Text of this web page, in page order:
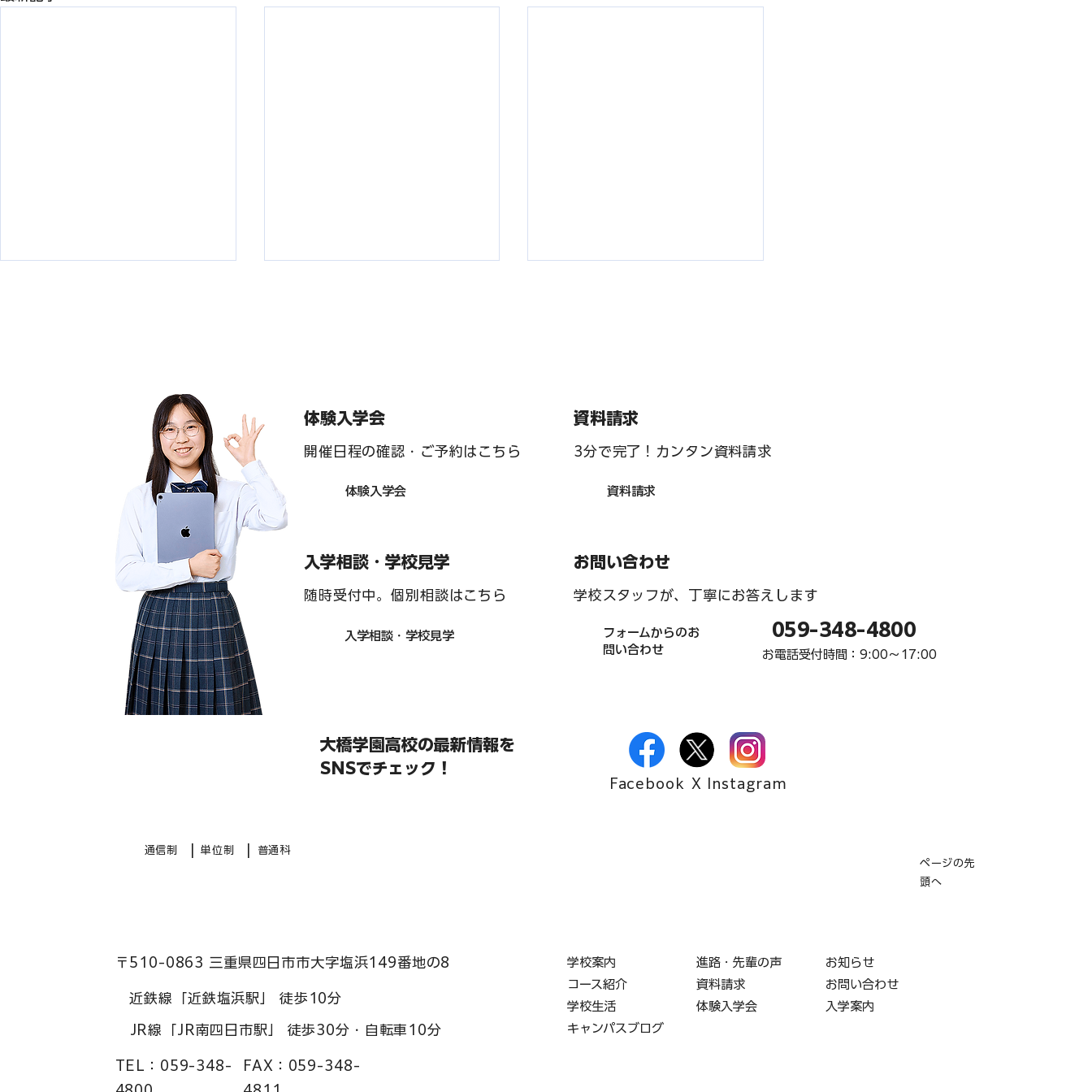
インターアクト部 「team
two」 駅周辺清掃 ７月
インターアクト部 「team
one」 駅周辺清掃 ６月
資料請求
3分で完了！カンタン資料請求
資料請求
お問い合わせ
学校スタッフが、丁寧にお答えします
フォームからのお
問い合わせ
059-348-4800
お電話受付時間：9:00〜17:00
体験入学会
開催日程の確認・ご予約はこちら
体験入学会
入学相談・学校見学
随時受付中。個別相談はこちら
入学相談・学校見学
大橋学園高校の最新情報を
SNSでチェック！
Facebook X Instagram
通信制 単位制
普通科
ページの先
頭へ
〒510-0863 三重県四日市市大字塩浜149番地の8
近鉄線「近鉄塩浜駅」 徒歩10分
JR線「JR南四日市駅」 徒歩30分・自転車10分
TEL： 059-348-
FAX： 059-348-
学校案内 進路・先輩の声
お知らせ
コース紹介
資料請求
お問い合わせ
学校生活
体験入学会
入学案内
キャンパスブログ